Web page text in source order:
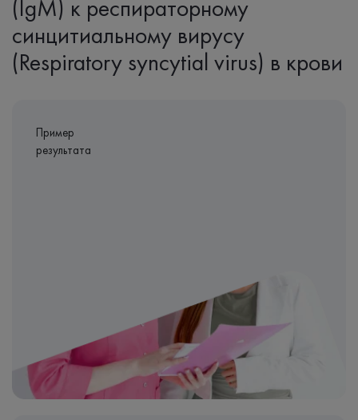
(IgM) к респираторному
синцитиальному вирусу
(Respiratory syncytial virus) в крови
Пример
результата